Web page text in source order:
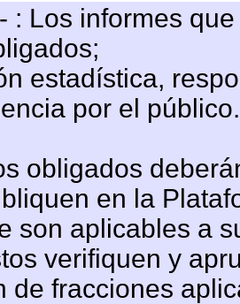
: Los informes
estadística,
por el público.
obligados
en la
son aplicables a
verifiquen y
de fracciones